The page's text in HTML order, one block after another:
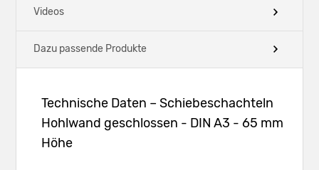
Videos
Dazu passende Produkte
Technische Daten – Schiebeschachteln
Hohlwand geschlossen - DIN A3 - 65 mm
Höhe